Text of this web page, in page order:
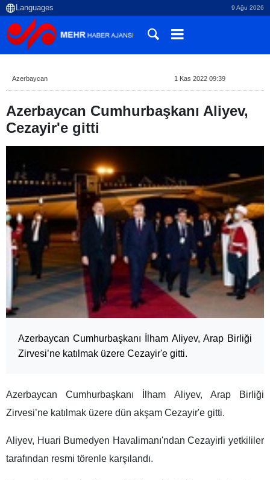
9 Ağu 2026
Azerbaycan 1 Kas 2022 09:39
Azerbaycan Cumhurbaşkanı Aliyev,
Cezayir'e gitti
Azerbaycan Cumhurbaşkanı İlham Aliyev, Arap Birliği
Zirvesi’ne katılmak üzere Cezayir'e gitti.
Azerbaycan Cumhurbaşkanı İlham Aliyev, Arap Birliği
Zirvesi’ne katılmak üzere dün akşam Cezayir'e gitti.
Aliyev, Huari Bumedyen Havalimanı'ndan Cezayirli yetkililer
tarafından resmi törenle karşılandı.